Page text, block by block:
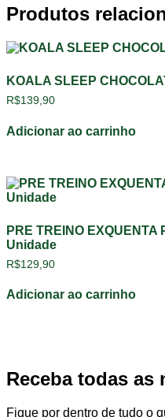
quantidade
Produtos
KOALA SLEEP
R$139,90
Adicionar ao carrinho
PRE TREINO EXQUENTA
Unidade
R$129,90
Adicionar ao carrinho
Receba todas as
Fique por dentro de tudo o